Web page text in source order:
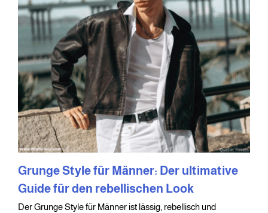
Grunge Style für Männer: Der ultimative
Guide für den rebellischen Look
Der Grunge Style für Männer ist lässig, rebellisch und